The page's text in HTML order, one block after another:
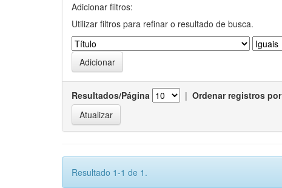
Adicionar filtros:
Utilizar filtros para refinar o resultado de busca.
Resultados/Página | Ordenar registros por
Resultado 1-1 de 1.